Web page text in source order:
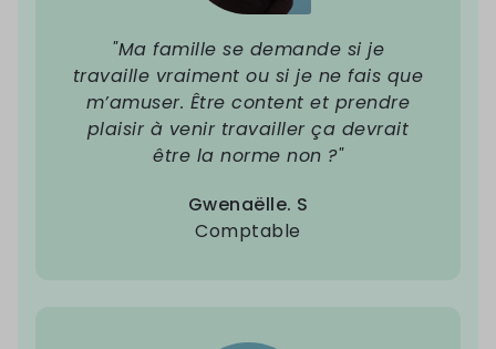
"Ma famille se demande si je
travaille vraiment ou si je ne fais que
m’amuser. Être content et prendre
plaisir à venir travailler ça devrait
être la norme non ?"
Gwenaëlle. S
Comptable